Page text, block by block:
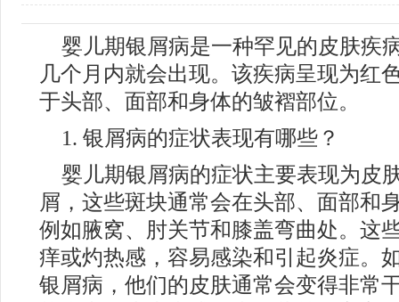
婴儿期银屑病是一种罕见的皮肤疾
几个月内就会出现。该疾病呈现为红
于头部、面部和身体的皱褶部位。
1. 银屑病的症状表现有哪些？
婴儿期银屑病的症状主要表现为皮
屑，这些斑块通常会在头部、面部和
例如腋窝、肘关节和膝盖弯曲处。这
痒或灼热感，容易感染和引起炎症。
银屑病，他们的皮肤通常会变得非常